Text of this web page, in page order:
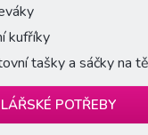
kufříky
tašky a sáčky na
POTŘEBY